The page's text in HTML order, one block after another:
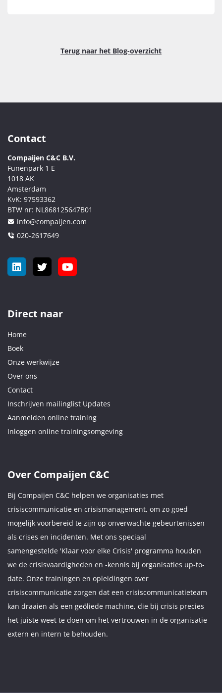
Terug naar het Blog-overzicht
Contact
Compaijen C&C B.V.
Funenpark 1 E
1018 AK
Amsterdam
info@compaijen.com
020-2617649
KvK: 97593362
BTW nr: NL868125647B01
Direct naar
Home
Boek
Onze werkwijze
Over ons
Contact
Inschrijven mailinglist Updates
Aanmelden online training
Inloggen online trainingsomgeving
Over Compaijen C&C
Bij Compaijen C&C helpen we organisaties met
crisiscommunicatie en crisismanagement, om zo goed
mogelijk voorbereid te zijn op onverwachte gebeurtenissen
als crises en incidenten. Met ons speciaal
samengestelde 'Klaar voor elke Crisis' programma houden
we de crisisvaardigheden en -kennis bij organisaties up-to-
date. Onze trainingen en opleidingen over
crisiscommunicatie zorgen dat een crisiscommunicatieteam
kan draaien als een geöliede machine, die bij crisis precies
het juiste weet te doen om het vertrouwen in de organisatie
extern en intern te behouden.